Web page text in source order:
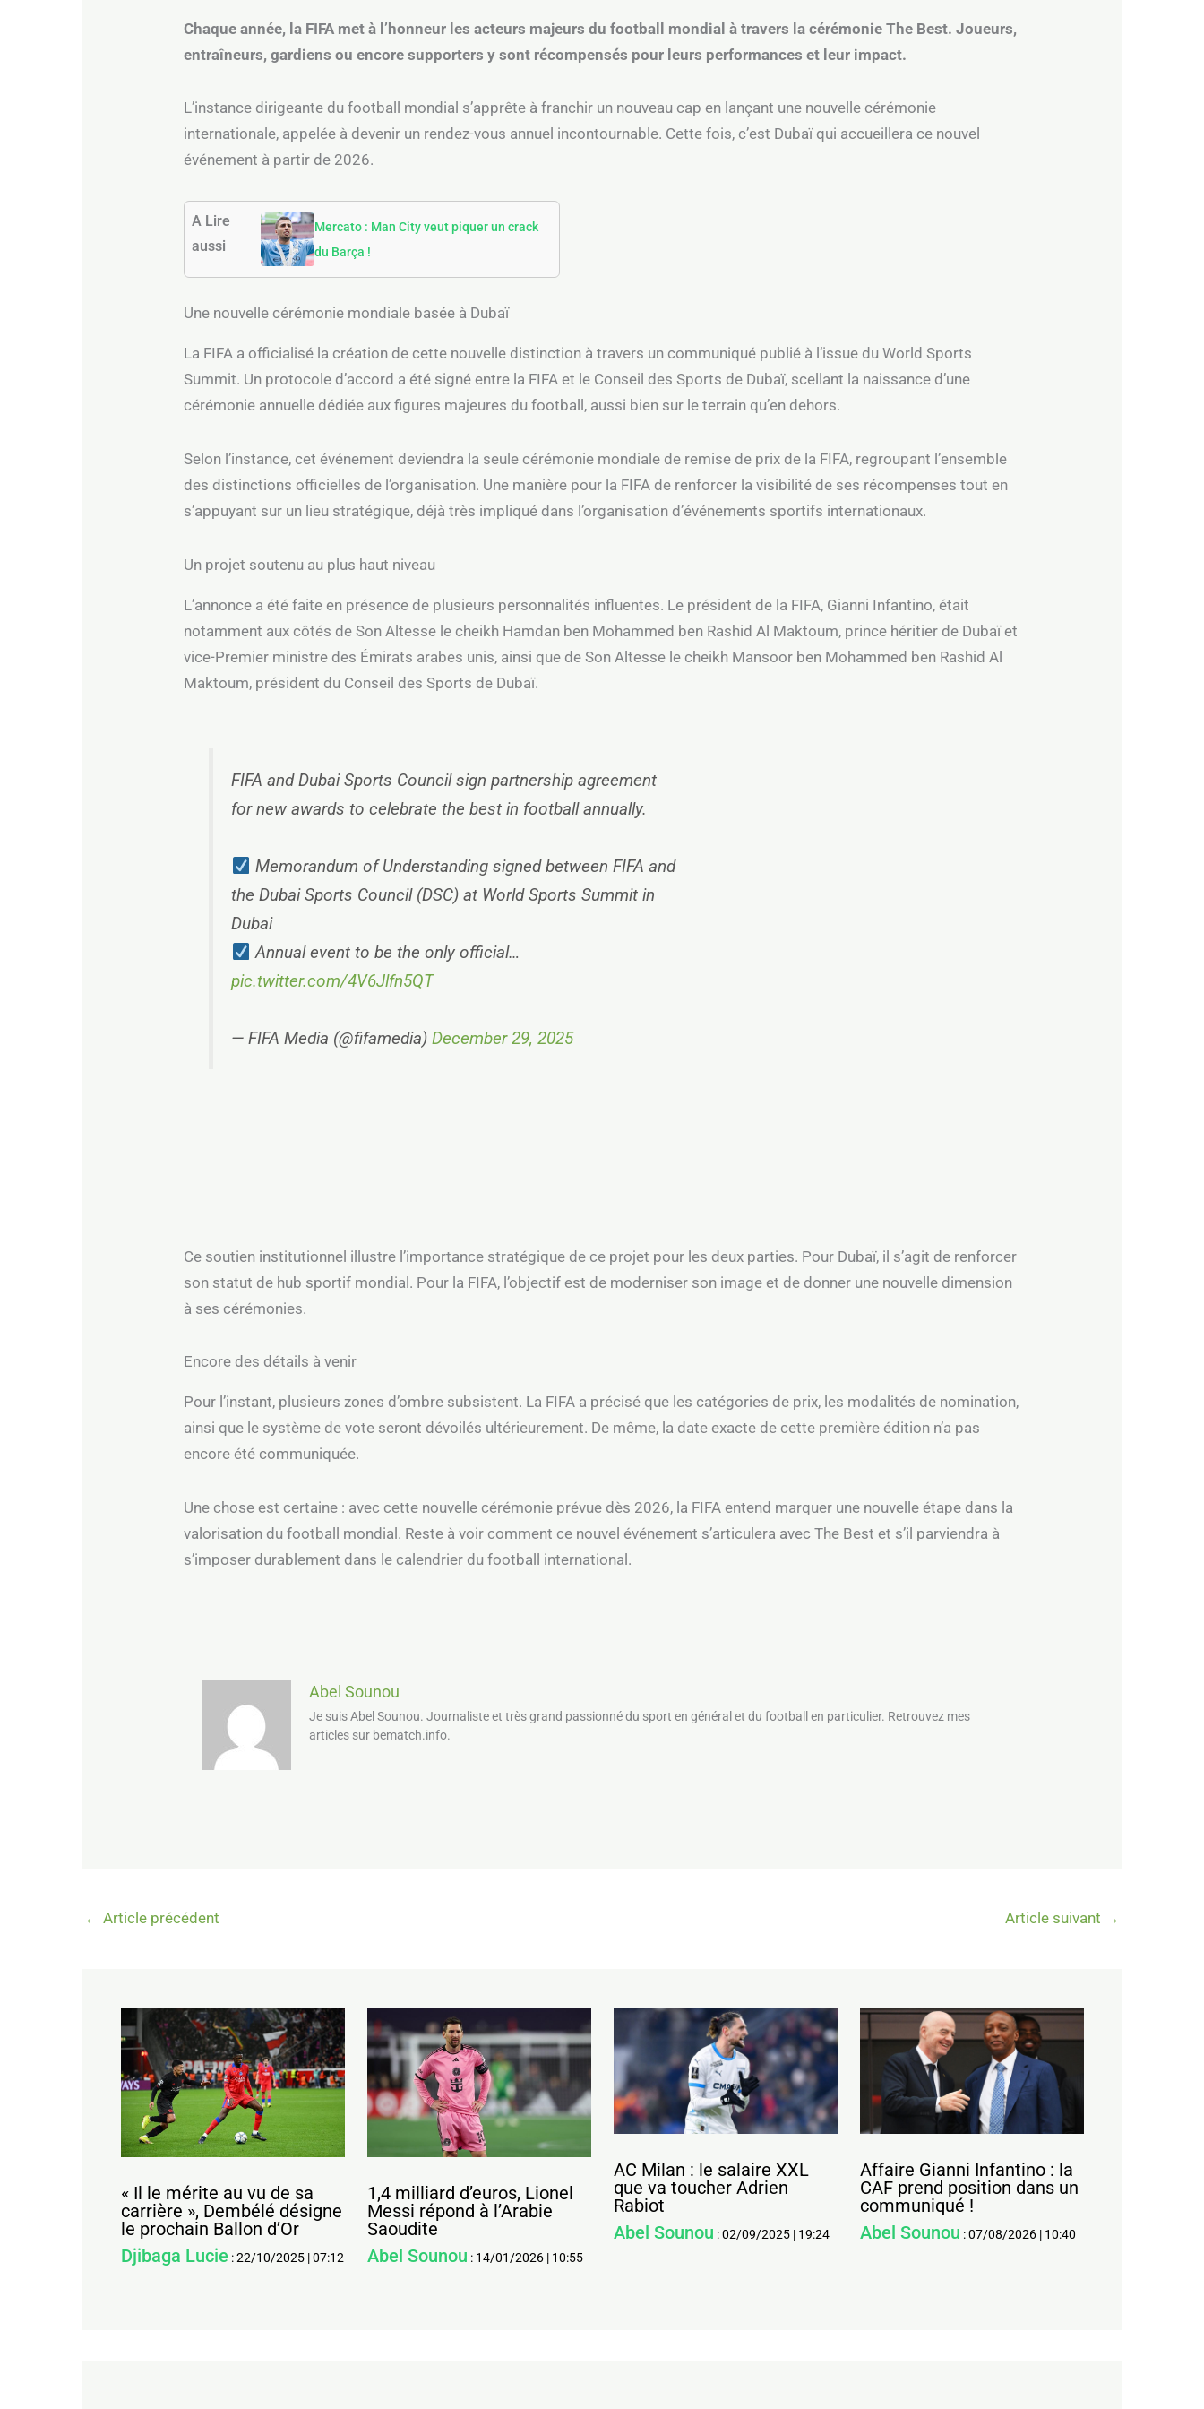
Chaque année, la FIFA met à l’honneur les acteurs majeurs du football mondial à travers la cérémonie The Best. Joueurs,
entraîneurs, gardiens ou encore supporters y sont récompensés pour leurs performances et leur impact.
L’instance dirigeante du football mondial s’apprête à franchir un nouveau cap en lançant une nouvelle cérémonie
internationale, appelée à devenir un rendez-vous annuel incontournable. Cette fois, c’est Dubaï qui accueillera ce nouvel
événement à partir de 2026.
A Lire
aussi
Mercato : Man City veut piquer un crack
du Barça !
Une nouvelle cérémonie mondiale basée à Dubaï
La FIFA a officialisé la création de cette nouvelle distinction à travers un communiqué publié à l’issue du World Sports
Summit. Un protocole d’accord a été signé entre la FIFA et le Conseil des Sports de Dubaï, scellant la naissance d’une
cérémonie annuelle dédiée aux figures majeures du football, aussi bien sur le terrain qu’en dehors.
Selon l’instance, cet événement deviendra la seule cérémonie mondiale de remise de prix de la FIFA, regroupant l’ensemble
des distinctions officielles de l’organisation. Une manière pour la FIFA de renforcer la visibilité de ses récompenses tout en
s’appuyant sur un lieu stratégique, déjà très impliqué dans l’organisation d’événements sportifs internationaux.
Un projet soutenu au plus haut niveau
L’annonce a été faite en présence de plusieurs personnalités influentes. Le président de la FIFA, Gianni Infantino, était
notamment aux côtés de Son Altesse le cheikh Hamdan ben Mohammed ben Rashid Al Maktoum, prince héritier de Dubaï et
vice-Premier ministre des Émirats arabes unis, ainsi que de Son Altesse le cheikh Mansoor ben Mohammed ben Rashid Al
Maktoum, président du Conseil des Sports de Dubaï.
FIFA and Dubai Sports Council sign partnership agreement
for new awards to celebrate the best in football annually.
Memorandum of Understanding signed between FIFA and
the Dubai Sports Council (DSC) at World Sports Summit in
Dubai
Annual event to be the only official…
pic.twitter.com/4V6Jlfn5QT
— FIFA Media (@fifamedia)December 29, 2025
Ce soutien institutionnel illustre l’importance stratégique de ce projet pour les deux parties. Pour Dubaï, il s’agit de renforcer
son statut de hub sportif mondial. Pour la FIFA, l’objectif est de moderniser son image et de donner une nouvelle dimension
à ses cérémonies.
Encore des détails à venir
Pour l’instant, plusieurs zones d’ombre subsistent. La FIFA a précisé que les catégories de prix, les modalités de nomination,
ainsi que le système de vote seront dévoilés ultérieurement. De même, la date exacte de cette première édition n’a pas
encore été communiquée.
Une chose est certaine : avec cette nouvelle cérémonie prévue dès 2026, la FIFA entend marquer une nouvelle étape dans la
valorisation du football mondial. Reste à voir comment ce nouvel événement s’articulera avec The Best et s’il parviendra à
s’imposer durablement dans le calendrier du football international.
Abel Sounou
Je suis Abel Sounou. Journaliste et très grand passionné du sport en général et du football en particulier. Retrouvez mes
articles sur bematch.info.
← Article précédent Article suivant →
« Il le mérite au vu de sa
carrière », Dembélé désigne
le prochain Ballon d’Or
Djibaga Lucie :22/10/2025|07:12
1,4 milliard d’euros, Lionel
Messi répond à l’Arabie
Saoudite
Abel Sounou : 14/01/2026| 10:55
AC Milan : le salaire XXL
que va toucher Adrien
Rabiot
Abel Sounou :02/09/2025| 19:24
Affaire Gianni Infantino : la
CAF prend position dans un
communiqué !
Abel Sounou :07/08/2026| 10:40